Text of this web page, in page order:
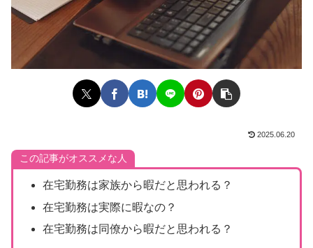
2025.06.20
この記事がオススメな人
在宅勤務は家族から暇だと思われる？
在宅勤務は実際に暇なの？
在宅勤務は同僚から暇だと思われる？